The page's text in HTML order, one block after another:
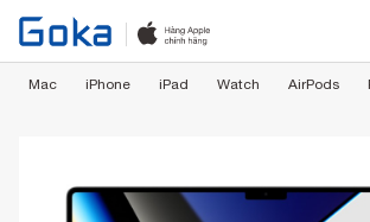
Mac iPhone iPad Watch AirPods